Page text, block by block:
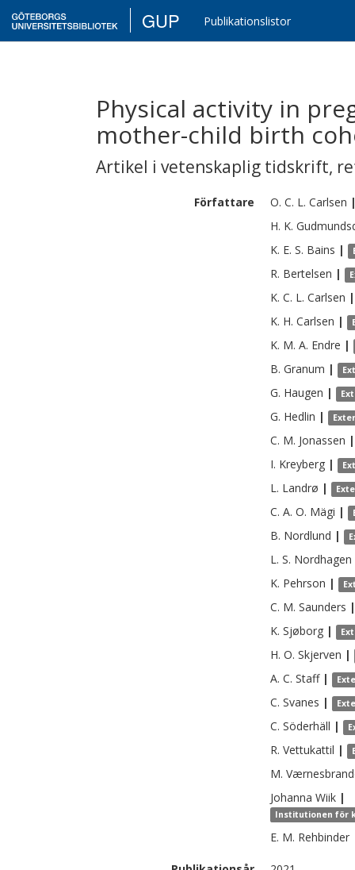
GUP Publikationslistor
Physical activity in
mother-child birth
Artikel i vetenskaplig tidskrift,
Författare O. C. L. Carlsen
H. K.
K. E. S. Bains |
R. Bertelsen |
K. C. L. Carlsen |
K. H. Carlsen |
K. M. A. Endre |
B. Granum |
G. Haugen |
G. Hedlin |
C. M. Jonassen |
I. Kreyberg |
L. Landrø |
C. A. O. Mägi |
B. Nordlund |
L. S. Nordhagen
K. Pehrson |
C. M. Saunders |
K. Sjøborg |
H. O. Skjerven |
A. C. Staff |
C. Svanes |
C. Söderhäll |
R. Vettukattil |
M.
Johanna Wiik |
Institutionen för
E. M. Rehbinder